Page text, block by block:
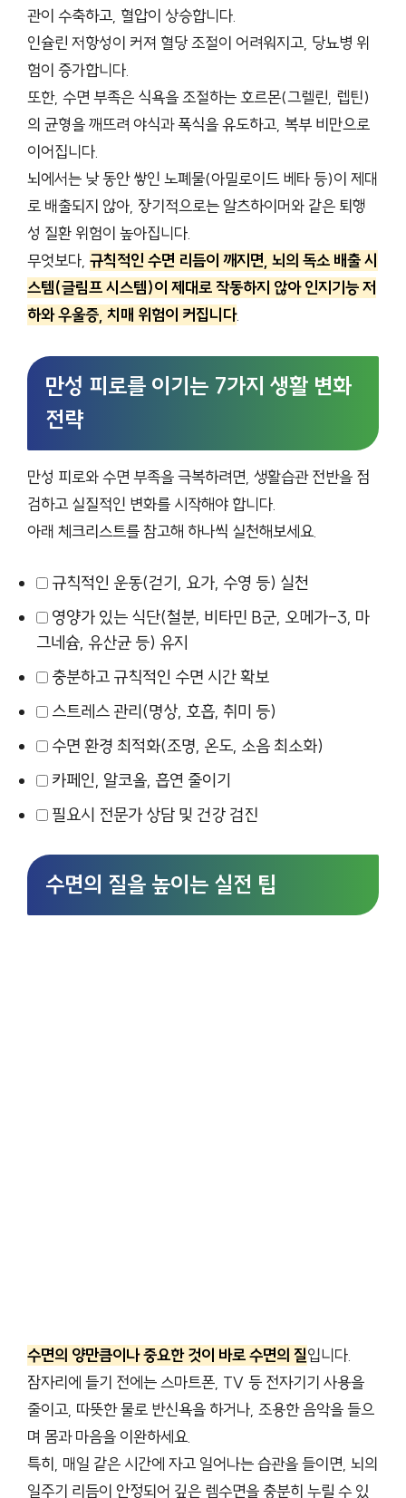
관이 수축하고, 혈압이 상승합니다.
인슐린 저항성이 커져 혈당 조절이 어려워지고, 당뇨병 위
험이 증가합니다.
또한, 수면 부족은 식욕을 조절하는 호르몬(그렐린, 렙틴)
의 균형을 깨뜨려 야식과 폭식을 유도하고, 복부 비만으로
이어집니다.
뇌에서는 낮 동안 쌓인 노폐물(아밀로이드 베타 등)이 제대
로 배출되지 않아, 장기적으로는 알츠하이머와 같은 퇴행
성 질환 위험이 높아집니다.
무엇보다, 규칙적인 수면 리듬이 깨지면, 뇌의 독소 배출 시
스템(글림프 시스템)이 제대로 작동하지 않아 인지기능 저
하와 우울증, 치매 위험이 커집니다.
만성 피로를 이기는 7가지 생활 변화
전략
만성 피로와 수면 부족을 극복하려면, 생활습관 전반을 점
검하고 실질적인 변화를 시작해야 합니다.
아래 체크리스트를 참고해 하나씩 실천해보세요.
규칙적인 운동(걷기, 요가, 수영 등) 실천
영양가 있는 식단(철분, 비타민 B군, 오메가-3, 마
그네슘, 유산균 등) 유지
충분하고 규칙적인 수면 시간 확보
스트레스 관리(명상, 호흡, 취미 등)
수면 환경 최적화(조명, 온도, 소음 최소화)
카페인, 알코올, 흡연 줄이기
필요시 전문가 상담 및 건강 검진
수면의 질을 높이는 실전 팁
수면의 양만큼이나 중요한 것이 바로 수면의 질입니다.
잠자리에 들기 전에는 스마트폰, TV 등 전자기기 사용을
줄이고, 따뜻한 물로 반신욕을 하거나, 조용한 음악을 들으
며 몸과 마음을 이완하세요.
특히, 매일 같은 시간에 자고 일어나는 습관을 들이면, 뇌의
일주기 리듬이 안정되어 깊은 렘수면을 충분히 누릴 수 있